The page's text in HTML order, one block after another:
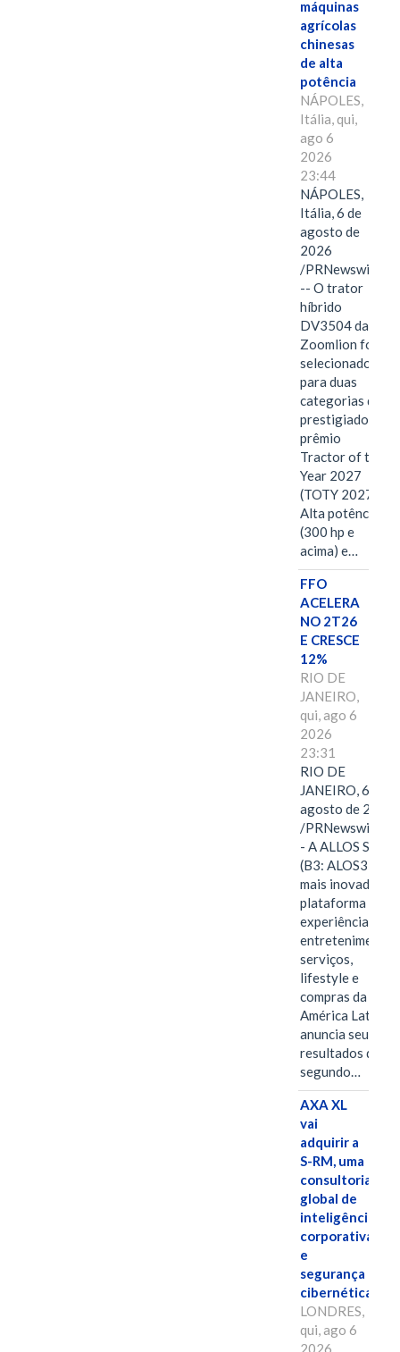
máquinas
agrícolas
chinesas
de alta
potência
NÁPOLES,
Itália, qui,
ago 6
2026
23:44
NÁPOLES,
Itália, 6 de
agosto de
2026
/PRNewswire/
-- O trator
híbrido
DV3504 da
Zoomlion foi
selecionado
para duas
categorias do
prestigiado
prêmio
Tractor of the
Year 2027
(TOTY 2027:
Alta potência
(300 hp e
acima) e…
FFO
ACELERA
NO 2T26
E CRESCE
12%
RIO DE
JANEIRO,
qui, ago 6
2026
23:31
RIO DE
JANEIRO, 6 de
agosto de 2026
/PRNewswire/ -
- A ALLOS S.A.
(B3: ALOS3), a
mais inovadora
plataforma de
experiências,
entretenimento,
serviços,
lifestyle e
compras da
América Latina
anuncia seus
resultados do
segundo…
AXA XL
vai
adquirir a
S-RM, uma
consultoria
global de
inteligência
corporativa
e
segurança
cibernética
LONDRES,
qui, ago 6
2026